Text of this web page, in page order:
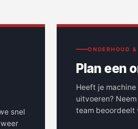
snel
ONDERHOUD
Plan een
Heeft je
uitvoeren?
team beoordeelt